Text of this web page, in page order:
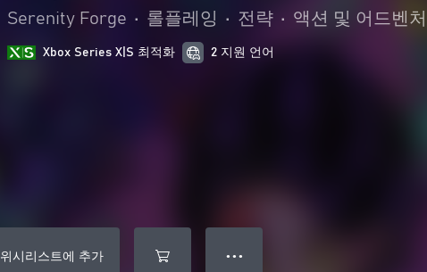
Serenity Forge • 롤플레잉 • 전략 • 액션 및 어드벤처
Xbox Series X|S 최적화 2 지원 언어
위시리스트에 추가 ● ● ●